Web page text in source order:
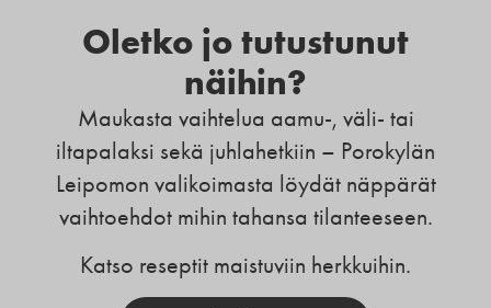
Oletko jo tutustunut
näihin?
Maukasta vaihtelua aamu-, väli- tai
iltapalaksi sekä juhlahetkiin – Porokylän
Leipomon valikoimasta löydät näppärät
vaihtoehdot mihin tahansa tilanteeseen.
Katso reseptit maistuviin herkkuihin.